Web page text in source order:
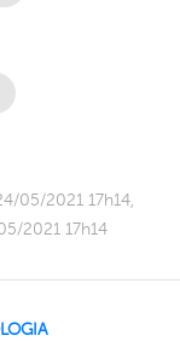
05/2021 17h14,
2021 17h14